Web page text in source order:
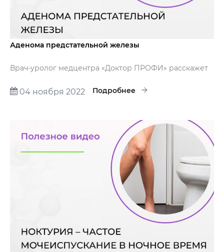
Аденома предстательной железы
Врач-уролог медцентра «Доктор ПРОФИ» расскажет
вариантах лечения.
04 ноября 2022 Подробнее